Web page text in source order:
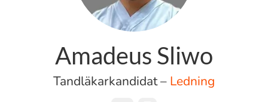
Amadeus Sliwo
Tandläkarkandidat – Ledning